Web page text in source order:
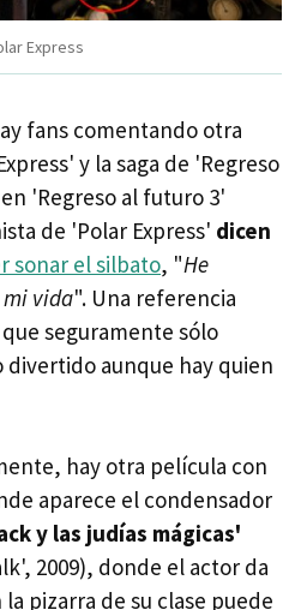
Express
fans comentando otra
y la saga de 'Regreso
'Regreso al futuro 3'
de 'Polar Express' dicen
sonar el silbato, "He
vida". Una referencia
seguramente sólo
aunque hay quien
hay otra película con
aparece el condensador
y las judías mágicas'
2009), donde el actor da
pizarra de su clase puede